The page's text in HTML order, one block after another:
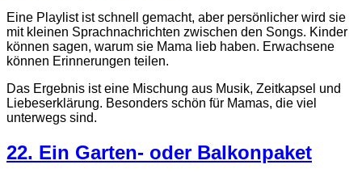
Eine Playlist ist schnell gemacht, aber persönlicher wird sie
mit kleinen Sprachnachrichten zwischen den Songs. Kinder
können sagen, warum sie Mama lieb haben. Erwachsene
können Erinnerungen teilen.
Das Ergebnis ist eine Mischung aus Musik, Zeitkapsel und
Liebeserklärung. Besonders schön für Mamas, die viel
unterwegs sind.
22. Ein Garten- oder Balkonpaket